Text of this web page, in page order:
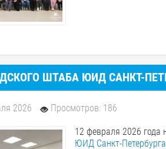
ШТАБА ЮИД САНКТ-
2026 Просмотров: 186
12 февраля 2026 года
ЮИД Санкт-Петербурга